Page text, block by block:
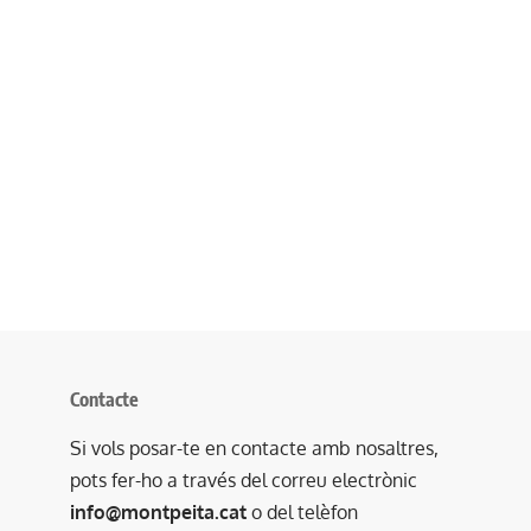
Contacte
Si vols posar-te en contacte amb nosaltres,
pots fer-ho a través del correu electrònic
info@montpeita.cat o del telèfon